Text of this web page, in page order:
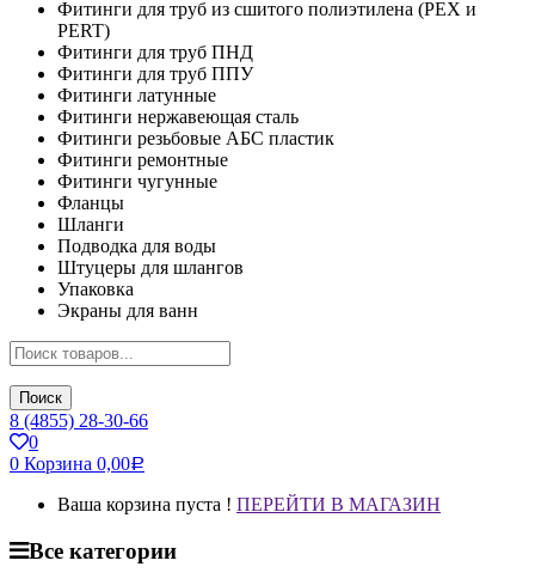
Фитинги для труб из сшитого полиэтилена (PEX и
PERT)
Фитинги для труб ПНД
Фитинги для труб ППУ
Фитинги латунные
Фитинги нержавеющая сталь
Фитинги резьбовые АБС пластик
Фитинги ремонтные
Фитинги чугунные
Фланцы
Шланги
Подводка для воды
Штуцеры для шлангов
Упаковка
Экраны для ванн
Поиск
8 (4855) 28-30-66
0
0 Корзина 0,00Р
Ваша корзина пуста ! ПЕРЕЙТИ В МАГАЗИН
Все категории